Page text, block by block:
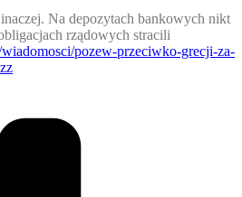
Na depozytach bankowych nikt
rządowych stracili
pozew-przeciwko-grecji-za-